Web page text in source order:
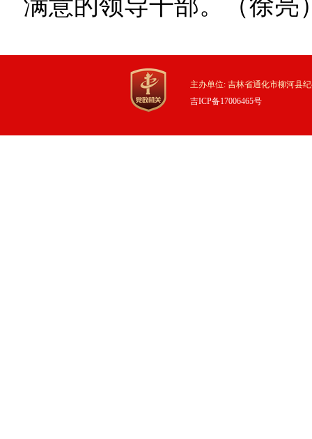
满意的领导干部。（徐亮
主办单位: 吉林省通化市柳河县
吉ICP备17006465号